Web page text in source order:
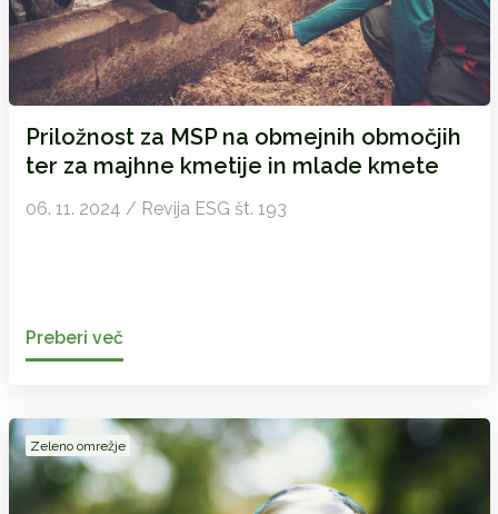
Priložnost za MSP na obmejnih območjih
ter za majhne kmetije in mlade kmete
06. 11. 2024 / Revija ESG št. 193
Preberi več
Zeleno omrežje